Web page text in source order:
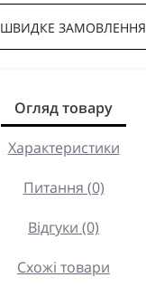
ШВИДКЕ ЗАМОВЛЕННЯ
Огляд товару
Характеристики
Питання (0)
Відгуки (0)
Схожі товари